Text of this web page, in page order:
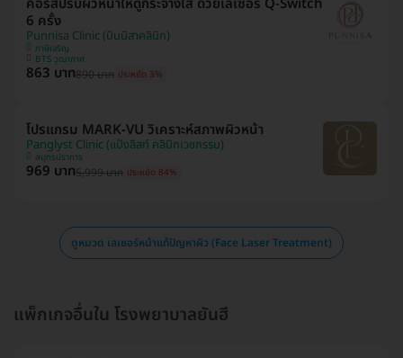
6 ครั้ง
Punnisa Clinic (ปันนิสาคลินิก)
ภาษีเจริญ
BTS วุฒากาศ
863 บาท890 บาท ประหยัด 3%
โปรแกรม MARK-VU วิเคราะห์สภาพผิวหน้า
Panglyst Clinic (แป้งลิสท์ คลินิกเวชกรรม)
สมุทรปราการ
969 บาท5,999 บาท ประหยัด 84%
ดูหมวด เลเซอร์หน้าแก้ปัญหาผิว (Face Laser Treatment)
แพ็กเกจอื่นใน โรงพยาบาลยันฮี